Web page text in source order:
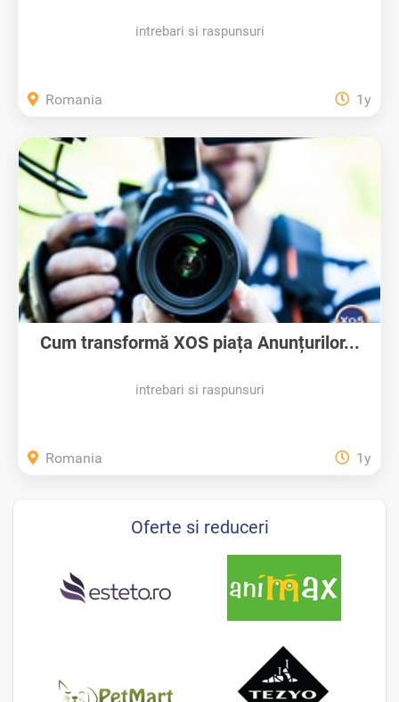
intrebari si raspunsuri
Romania 1y
Cum transformă XOS piața Anunțurilor...
intrebari si raspunsuri
Romania 1y
Oferte si reduceri